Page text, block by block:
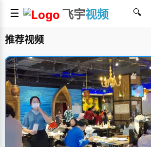
☰ 飞宇视频 🔍
推荐视频